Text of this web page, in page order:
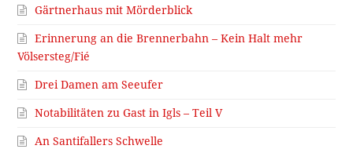
Gärtnerhaus mit Mörderblick
Erinnerung an die Brennerbahn – Kein Halt mehr
Völsersteg/Fié
Drei Damen am Seeufer
Notabilitäten zu Gast in Igls – Teil V
An Santifallers Schwelle